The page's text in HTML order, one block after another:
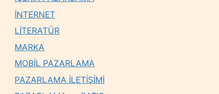
İNTERNET
LİTERATÜR
MARKA
MOBİL PAZARLAMA
PAZARLAMA İLETİŞİMİ